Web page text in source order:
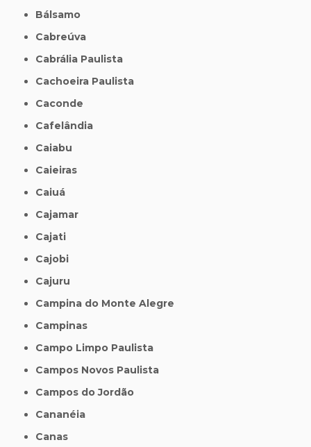
Bálsamo
Cabreúva
Cabrália Paulista
Cachoeira Paulista
Caconde
Cafelândia
Caiabu
Caieiras
Caiuá
Cajamar
Cajati
Cajobi
Cajuru
Campina do Monte Alegre
Campinas
Campo Limpo Paulista
Campos Novos Paulista
Campos do Jordão
Cananéia
Canas